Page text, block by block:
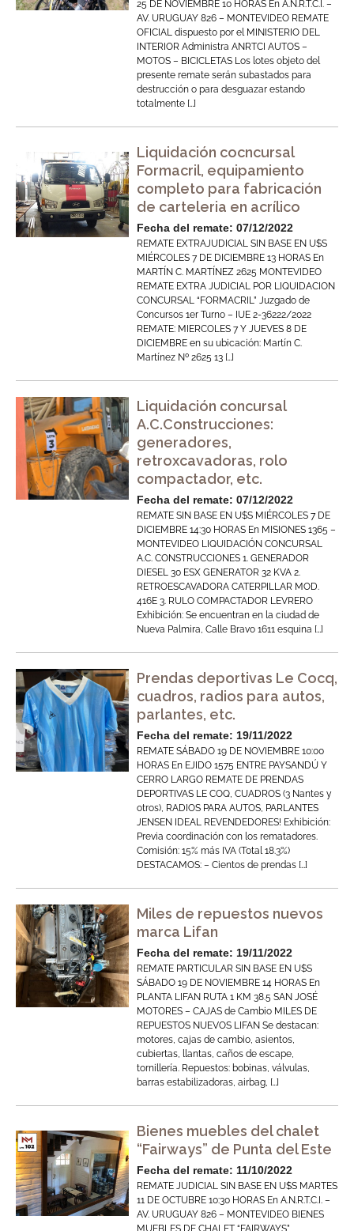
25 DE NOVIEMBRE 10 HORAS En A.N.R.T.C.I. –
AV. URUGUAY 826 – MONTEVIDEO REMATE
OFICIAL dispuesto por el MINISTERIO DEL
INTERIOR Administra ANRTCI AUTOS –
MOTOS – BICICLETAS Los lotes objeto del
presente remate serán subastados para
destrucción o para desguazar estando
totalmente […]
Liquidación cocncursal
Formacril, equipamiento
completo para fabricación
de carteleria en acrílico
Fecha del remate: 07/12/2022
REMATE EXTRAJUDICIAL SIN BASE EN U$S
MIÉRCOLES 7 DE DICIEMBRE 13 HORAS En
MARTÍN C. MARTÍNEZ 2625 MONTEVIDEO
REMATE EXTRA JUDICIAL POR LIQUIDACION
CONCURSAL “FORMACRIL” Juzgado de
Concursos 1er Turno – IUE 2-36222/2022
REMATE: MIERCOLES 7 Y JUEVES 8 DE
DICIEMBRE en su ubicación: Martín C.
Martínez Nº 2625 13 […]
Liquidación concursal
A.C.Construcciones:
generadores,
retroxcavadoras, rolo
compactador, etc.
Fecha del remate: 07/12/2022
REMATE SIN BASE EN U$S MIÉRCOLES 7 DE
DICIEMBRE 14:30 HORAS En MISIONES 1365 –
MONTEVIDEO LIQUIDACIÓN CONCURSAL
A.C. CONSTRUCCIONES 1. GENERADOR
DIESEL 30 ESX GENERATOR 32 KVA 2.
RETROESCAVADORA CATERPILLAR MOD.
416E 3. RULO COMPACTADOR LEVRERO
Exhibición: Se encuentran en la ciudad de
Nueva Palmira, Calle Bravo 1611 esquina […]
Prendas deportivas Le Cocq,
cuadros, radios para autos,
parlantes, etc.
Fecha del remate: 19/11/2022
REMATE SÁBADO 19 DE NOVIEMBRE 10:00
HORAS En EJIDO 1575 ENTRE PAYSANDÚ Y
CERRO LARGO REMATE DE PRENDAS
DEPORTIVAS LE COQ, CUADROS (3 Nantes y
otros), RADIOS PARA AUTOS, PARLANTES
JENSEN IDEAL REVENDEDORES! Exhibición:
Previa coordinación con los rematadores.
Comisión: 15% más IVA (Total 18.3%)
DESTACAMOS: – Cientos de prendas […]
Miles de repuestos nuevos
marca Lifan
Fecha del remate: 19/11/2022
REMATE PARTICULAR SIN BASE EN U$S
SÁBADO 19 DE NOVIEMBRE 14 HORAS En
PLANTA LIFAN RUTA 1 KM 38.5 SAN JOSÉ
MOTORES – CAJAS de Cambio MILES DE
REPUESTOS NUEVOS LIFAN Se destacan:
motores, cajas de cambio, asientos,
cubiertas, llantas, caños de escape,
tornillería. Repuestos: bobinas, válvulas,
barras estabilizadoras, airbag, […]
Bienes muebles del chalet
“Fairways” de Punta del Este
Fecha del remate: 11/10/2022
REMATE JUDICIAL SIN BASE EN U$S MARTES
11 DE OCTUBRE 10:30 HORAS En A.N.R.T.C.I. –
AV. URUGUAY 826 – MONTEVIDEO BIENES
MUEBLES DE CHALET “FAIRWAYS”